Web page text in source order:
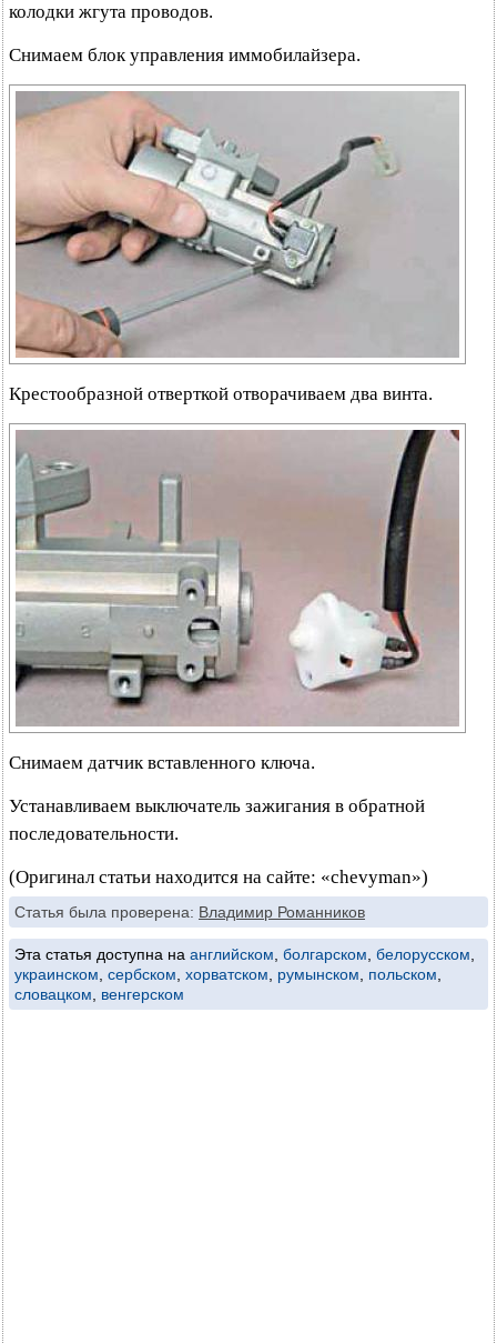
колодки жгута проводов.
Снимаем блок управления иммобилайзера.
Крестообразной отверткой отворачиваем два винта.
Снимаем датчик вставленного ключа.
Устанавливаем выключатель зажигания в обратной
последовательности.
(Оригинал статьи находится на сайте: «chevyman»)
Статья была проверена: Владимир Романников
Эта статья доступна на английском болгарском белорусском
украинском сербском хорватском румынском польском
словацком
венгерском